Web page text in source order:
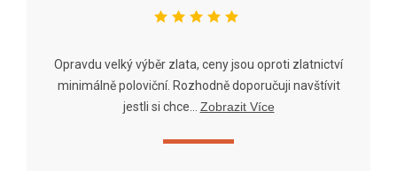
Opravdu velký výběr zlata, ceny jsou oproti zlatnictví
minimálně poloviční. Rozhodně doporučuji navštívit
jestli si chce...
Zobrazit Více